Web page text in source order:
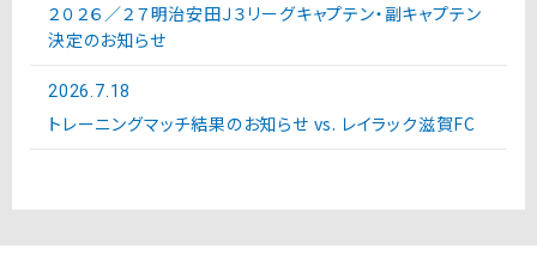
２０２６／２７明治安田Ｊ３リーグキャプテン・副キャプテン
決定のお知らせ
2026.7.18
トレーニングマッチ結果のお知らせ vs. レイラック滋賀FC